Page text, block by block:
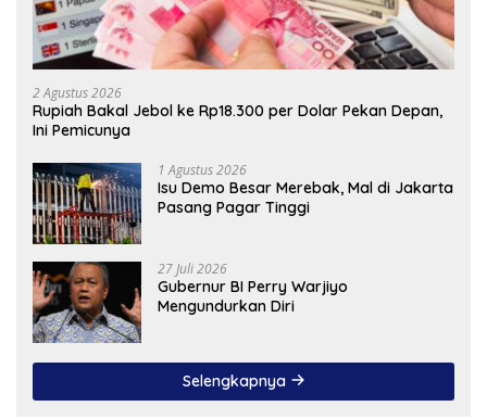
2 Agustus 2026
Rupiah Bakal Jebol ke Rp18.300 per Dolar Pekan Depan,
Ini Pemicunya
1 Agustus 2026
Isu Demo Besar Merebak, Mal di Jakarta
Pasang Pagar Tinggi
27 Juli 2026
Gubernur BI Perry Warjiyo
Mengundurkan Diri
Selengkapnya